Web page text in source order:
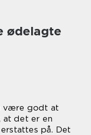
ødelagte
være godt at
at det er en
på. Det